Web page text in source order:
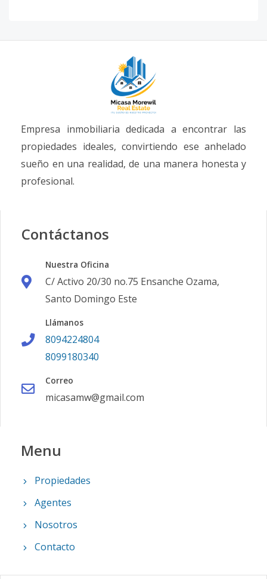
Empresa inmobiliaria dedicada a encontrar las
propiedades ideales, convirtiendo ese anhelado
sueño en una realidad, de una manera honesta y
profesional.
Contáctanos
Nuestra Oficina
C/ Activo 20/30 no.75 Ensanche Ozama,
Santo Domingo Este
Llámanos
8094224804
8099180340
Correo
micasamw@gmail.com
Menu
Propiedades
Agentes
Nosotros
Contacto